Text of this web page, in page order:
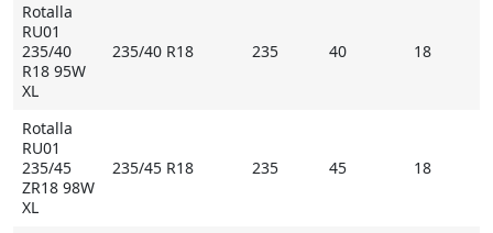
Rotalla
RU01
235/40
R18 95W
XL
235/40 R18 235 40 18
Rotalla
RU01
235/45
ZR18 98W
XL
235/45 R18 235 45 18